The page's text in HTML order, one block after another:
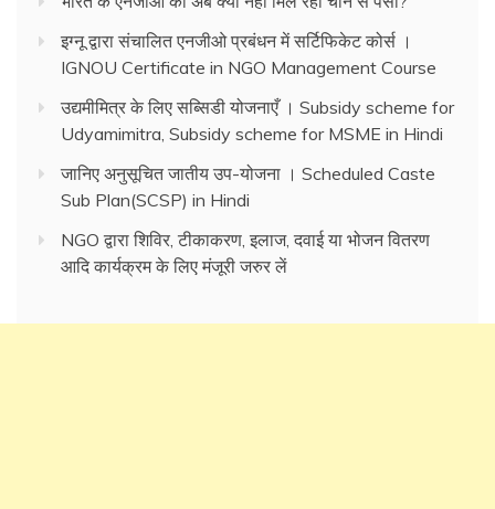
इग्नू द्वारा संचालित एनजीओ प्रबंधन में सर्टिफिकेट कोर्स ।
IGNOU Certificate in NGO Management Course
उद्यमीमित्र के लिए सब्सिडी योजनाएँ । Subsidy scheme for
Udyamimitra, Subsidy scheme for MSME in Hindi
जानिए अनुसूचित जातीय उप-योजना । Scheduled Caste
Sub Plan(SCSP) in Hindi
NGO द्वारा शिविर, टीकाकरण, इलाज, दवाई या भोजन वितरण
आदि कार्यक्रम के लिए मंजूरी जरुर लें